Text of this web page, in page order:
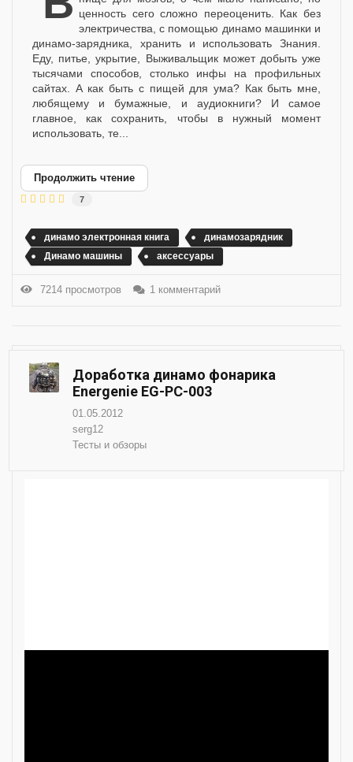
ценность сего сложно переоценить. Как без
электричества, с помощью динамо машинки и
динамо-зарядника, хранить и использовать Знания.
Еду, питье, укрытие, Выживальщик может добыть уже
тысячами способов, столько инфы на профильных
сайтах. А как быть с пищей для ума? Как быть мне,
любящему и бумажные, и аудиокниги? И самое
главное, как сохранить, чтобы в нужный момент
использовать, те...
Продолжить чтение
7
динамо электронная книга
динамозарядник
Динамо машины
аксессуары
7214 просмотров 1 комментарий
Доработка динамо фонарика
Energenie EG-PC-003
01.05.2012
serg12
Тесты и обзоры